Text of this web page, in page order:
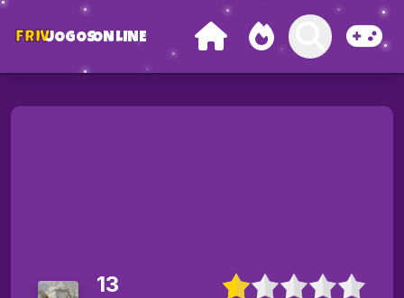
FRIVJOGOSONLINE
13